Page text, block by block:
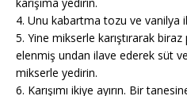
4. Unu kabartma tozu ve vanilya
5. Yine mikserle karıştırarak
elenmiş undan ilave ederek süt
mikserle yedirin.
6. Karışımı ikiye ayırın. Bir